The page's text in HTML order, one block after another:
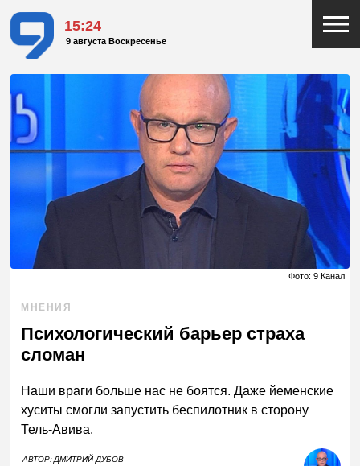
15:24
9 августа Воскресенье
Фото: 9 Канал
МНЕНИЯ
Психологический барьер страха
сломан
Наши враги больше нас не боятся. Даже йеменские
хуситы смогли запустить беспилотник в сторону
Тель-Авива.
АВТОР:ДМИТРИЙ ДУБОВ